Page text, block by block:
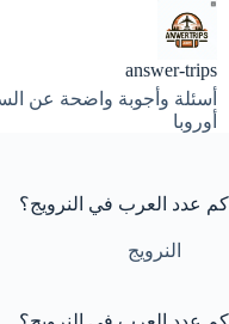
التجاوز
إلى
answer-trips
أسئلة وأجوبة واضحة عن
أوروبا
كم عدد العرب في النرويج؟
النرويج